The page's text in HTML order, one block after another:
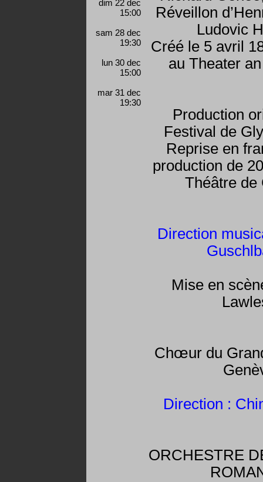
dim 22 dec
15:00
sam 28 dec
19:30
lun 30 dec
15:00
mar 31 dec
19:30
Réveillon
Ludovic
Créé le 5 avril
au Theater
Production
Festival de
Reprise en
production de
Théâtre de
Direction
Mise en
Chœur du
Direction :
ORCHESTRE